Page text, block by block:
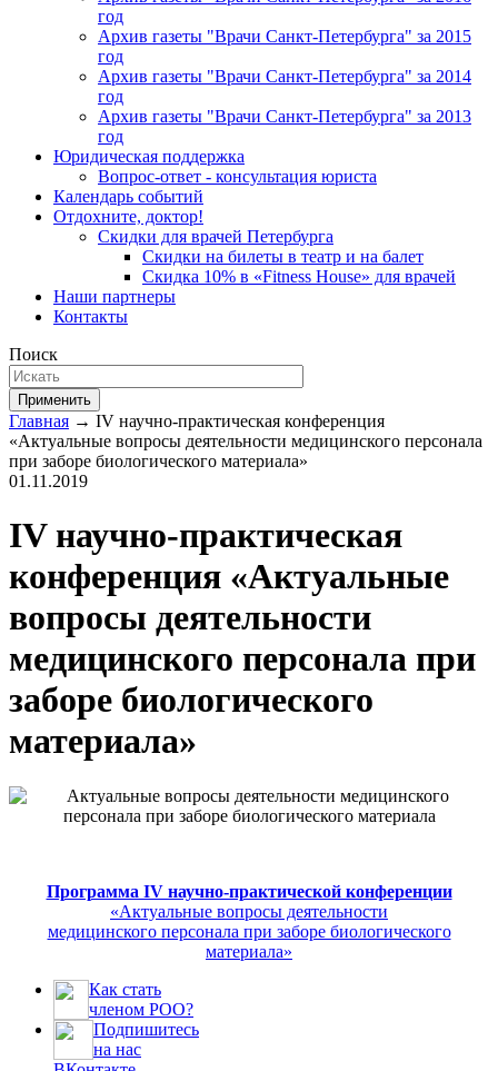
год
Архив газеты "Врачи Санкт-Петербурга" за 2015
год
Архив газеты "Врачи Санкт-Петербурга" за 2014
год
Архив газеты "Врачи Санкт-Петербурга" за 2013
год
Юридическая поддержка
Вопрос-ответ - консультация юриста
Календарь событий
Отдохните, доктор!
Скидки для врачей Петербурга
Скидки на билеты в театр и на балет
Скидка 10% в «Fitness House» для врачей
Наши партнеры
Контакты
Поиск
Применить
Главная → IV научно-практическая конференция
«Актуальные вопросы деятельности медицинского персонала
при заборе биологического материала»
01.11.2019
IV научно-практическая
конференция «Актуальные
вопросы деятельности
медицинского персонала при
заборе биологического
материала»
Программа IV научно-практической конференции
«Актуальные вопросы деятельности
медицинского персонала при заборе биологического
материала»
Как стать
членом РОО?
Подпишитесь
на нас